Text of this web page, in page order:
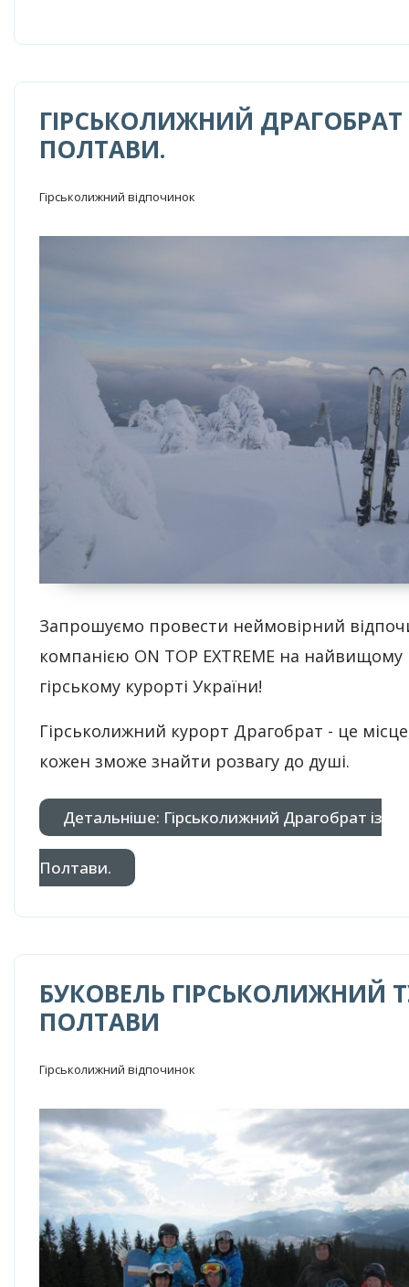
ГІРСЬКОЛИЖНИЙ ДРАГОБРАТ
ПОЛТАВИ.
Гірськолижний відпочинок
Запрошуємо провести неймовірний
компанією ON TOP EXTREMЕ на найвищому
гірському курорті України!
Гірськолижний курорт Драгобрат - це
кожен зможе знайти розвагу до душі.
Детальніше: Гірськолижний Драгобрат із
Полтави.
БУКОВЕЛЬ ГІРСЬКОЛИЖНИЙ
ПОЛТАВИ
Гірськолижний відпочинок